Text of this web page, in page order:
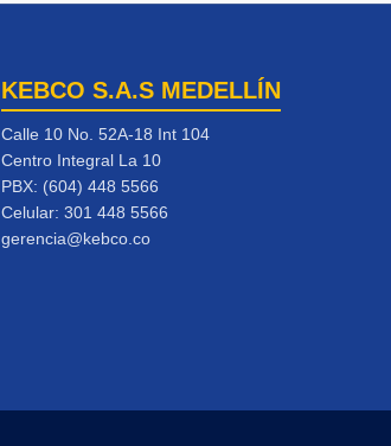
KEBCO S.A.S MEDELLÍN
Calle 10 No. 52A-18 Int 104
Centro Integral La 10
PBX: (604) 448 5566
Celular: 301 448 5566
gerencia@kebco.co